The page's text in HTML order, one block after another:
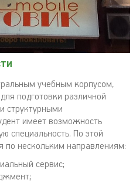
учебным корпусом,
подготовки различной
структурными
имеет возможность
специальность. По этой
по нескольким направлениям:
сервис;